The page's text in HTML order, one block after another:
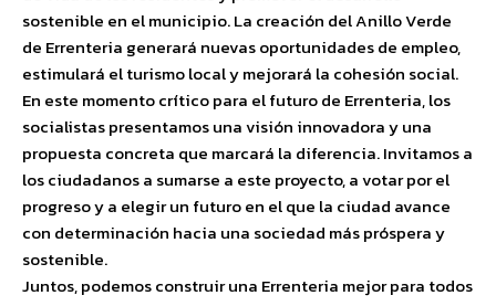
sostenible en el municipio. La creación del Anillo Verde
de Errenteria generará nuevas oportunidades de empleo,
estimulará el turismo local y mejorará la cohesión social.
En este momento crítico para el futuro de Errenteria, los
socialistas presentamos una visión innovadora y una
propuesta concreta que marcará la diferencia. Invitamos a
los ciudadanos a sumarse a este proyecto, a votar por el
progreso y a elegir un futuro en el que la ciudad avance
con determinación hacia una sociedad más próspera y
sostenible.
Juntos, podemos construir una Errenteria mejor para todos